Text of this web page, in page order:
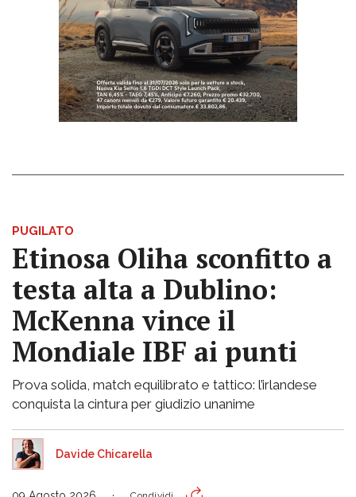
PUGILATO
Etinosa Oliha sconfitto a
testa alta a Dublino:
McKenna vince il
Mondiale IBF ai punti
Prova solida, match equilibrato e tattico: l’irlandese
conquista la cintura per giudizio unanime
Davide Chicarella